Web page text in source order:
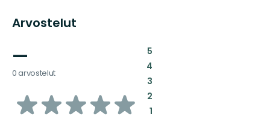
Arvostelut
—
0 arvostelut
/5
5:
4:
3:
2:
1: